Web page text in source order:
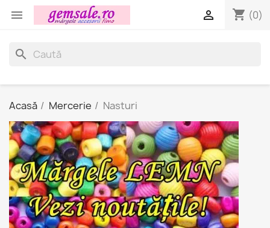
 shopping_cart (0)

search
Acasă Mercerie Nasturi